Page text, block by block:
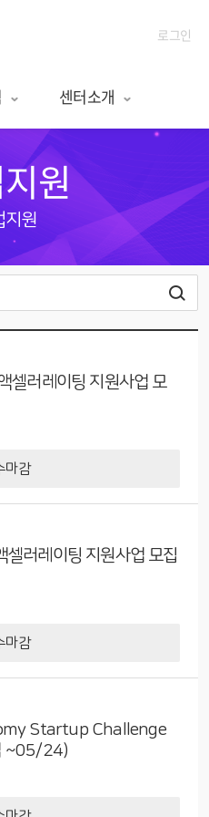
로그인
센터소개
원
지원
셀러레이팅 지원사업 모
마감
러레이팅 지원사업 모집
마감
Startup Challenge
~05/24)